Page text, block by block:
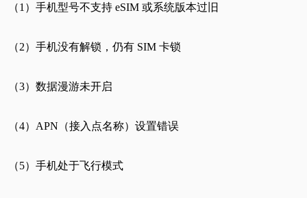
（1）手机型号不支持 eSIM 或系统版本过旧
（2）手机没有解锁，仍有 SIM 卡锁
（3）数据漫游未开启
（4）APN（接入点名称）设置错误
（5）手机处于飞行模式